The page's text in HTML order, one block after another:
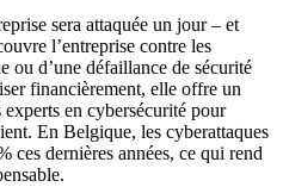
sera attaquée un jour – et
l’entreprise contre les
ou d’une défaillance de sécurité
financièrement, elle offre un
experts en cybersécurité pour
En Belgique, les cyberattaques
ces dernières années, ce qui rend